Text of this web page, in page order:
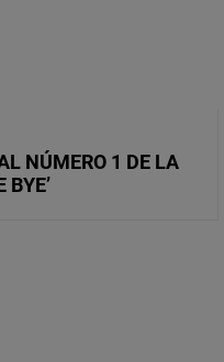
NÚMERO 1 DE LA
BYE’